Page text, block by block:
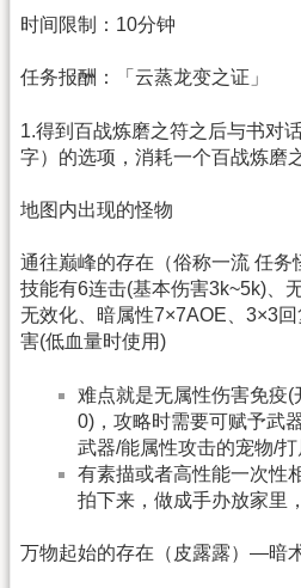
时间限制：10分钟
任务报酬：「云蒸龙变之证」
1.得到百战炼磨之符之后与书对
字）的选项，消耗一个百战炼磨
地图内出现的怪物
通往巅峰的存在（俗称一流 任
技能有6连击(基本伤害3k~5k)、
无效化、暗属性7×7AOE、3×3
害(低血量时使用)
难点就是无属性伤害免疫
0)，攻略时需要可赋予武
武器/能属性攻击的宠物/
有素描或者高性能一次性
拍下来，做成手办放家里
万物起始的存在（皮露露）—暗